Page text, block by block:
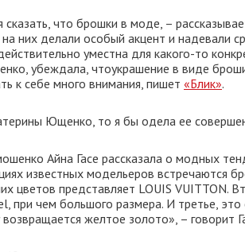
сказать, что брошки в моде, –
них делали особый акцент и надевали
уместна для какого-то
убеждала, чтоукрашение в виде
к себе много внимания, пишет «Блик».
Ющенко, то я бы одела ее
Айна Гасе рассказала о модных
известных модельеров встречаются
цветов представляет LOUIS VUITTON.
при чем большого размера. И третье,
желтое золото», – говорит